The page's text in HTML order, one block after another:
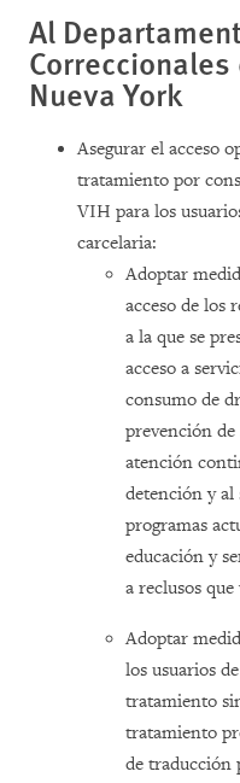
Al
Nueva York
Asegurar el acceso
tratamiento por
VIH para los
carcelaria:
Adoptar
acceso de los
a la que se
acceso a
consumo de
prevención de
atención
detención y al
programas
educación y
a reclusos
Adoptar
los usuarios
tratamiento
tratamiento
de traducción